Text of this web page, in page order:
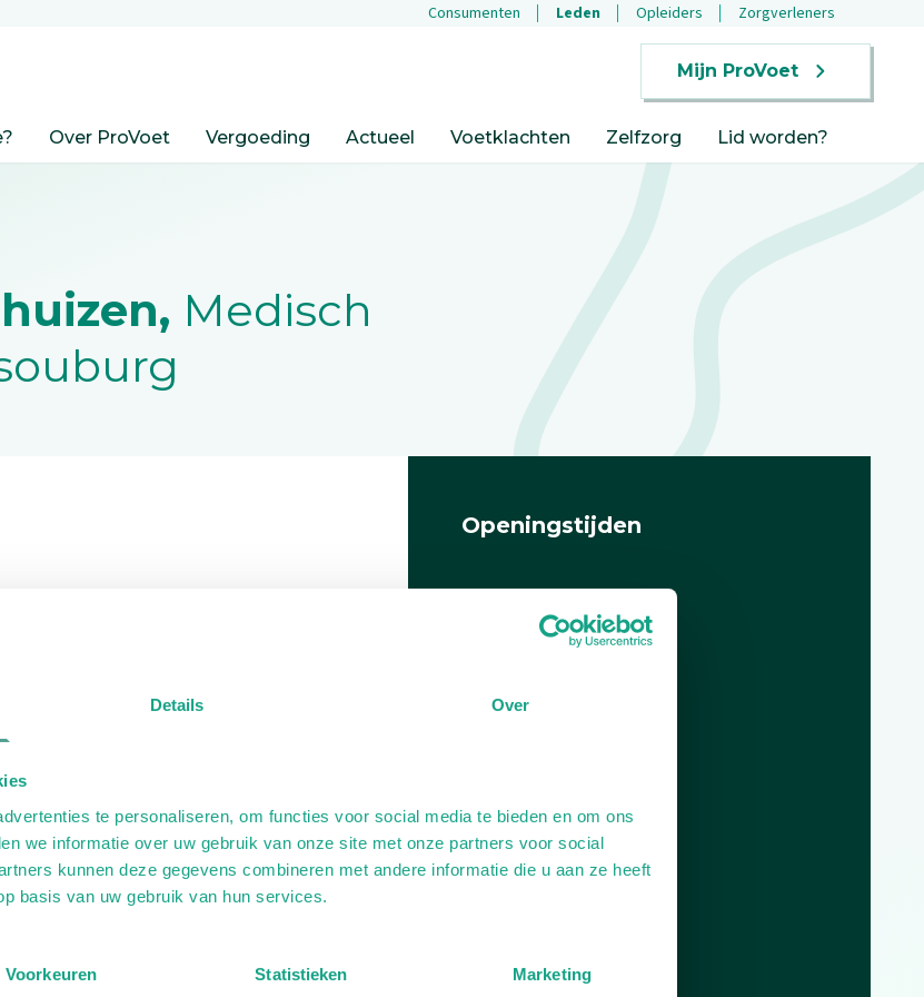
Details Over
te personaliseren, om functies voor social media te bieden en om ons
we informatie over uw gebruik van onze site met onze partners voor social
kunnen deze gegevens combineren met andere informatie die u aan ze heeft
basis van uw gebruik van hun services.
Voorkeuren Statistieken Marketing
Consumenten Leden Opleiders Zorgverleners
Mijn ProVoet
Over ProVoet Vergoeding Actueel Voetklachten Zelfzorg Lid worden?
Medisch
Openingstijden
Plan je route